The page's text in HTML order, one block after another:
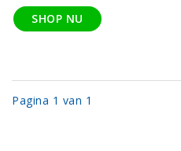
SHOP NU
Pagina 1 van 1